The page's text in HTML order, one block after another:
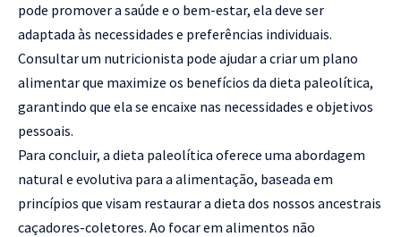
pode promover a saúde e o bem-estar, ela deve ser
adaptada às necessidades e preferências individuais.
Consultar um nutricionista pode ajudar a criar um plano
alimentar que maximize os benefícios da dieta paleolítica,
garantindo que ela se encaixe nas necessidades e objetivos
pessoais.
Para concluir, a dieta paleolítica oferece uma abordagem
natural e evolutiva para a alimentação, baseada em
princípios que visam restaurar a dieta dos nossos ancestrais
caçadores-coletores. Ao focar em alimentos não